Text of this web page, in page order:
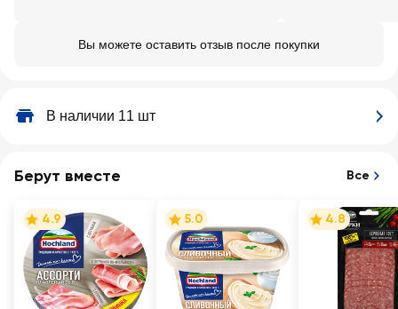
Вы можете оставить отзыв после покупки
В наличии 11 шт
Берут вместе Все
4.9 5.0 4.8